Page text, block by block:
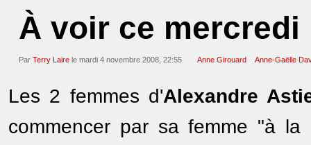
À voir ce
Par Terry Laire le mardi 4 novembre 2008, 22:55 Anne Girouard Anne-Gaëlle
Les 2 femmes d'Alexandre
commencer par sa femme "à